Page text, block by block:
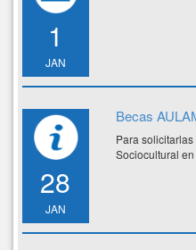
1
JAN
28
JAN
Becas
Para
Sociocultural